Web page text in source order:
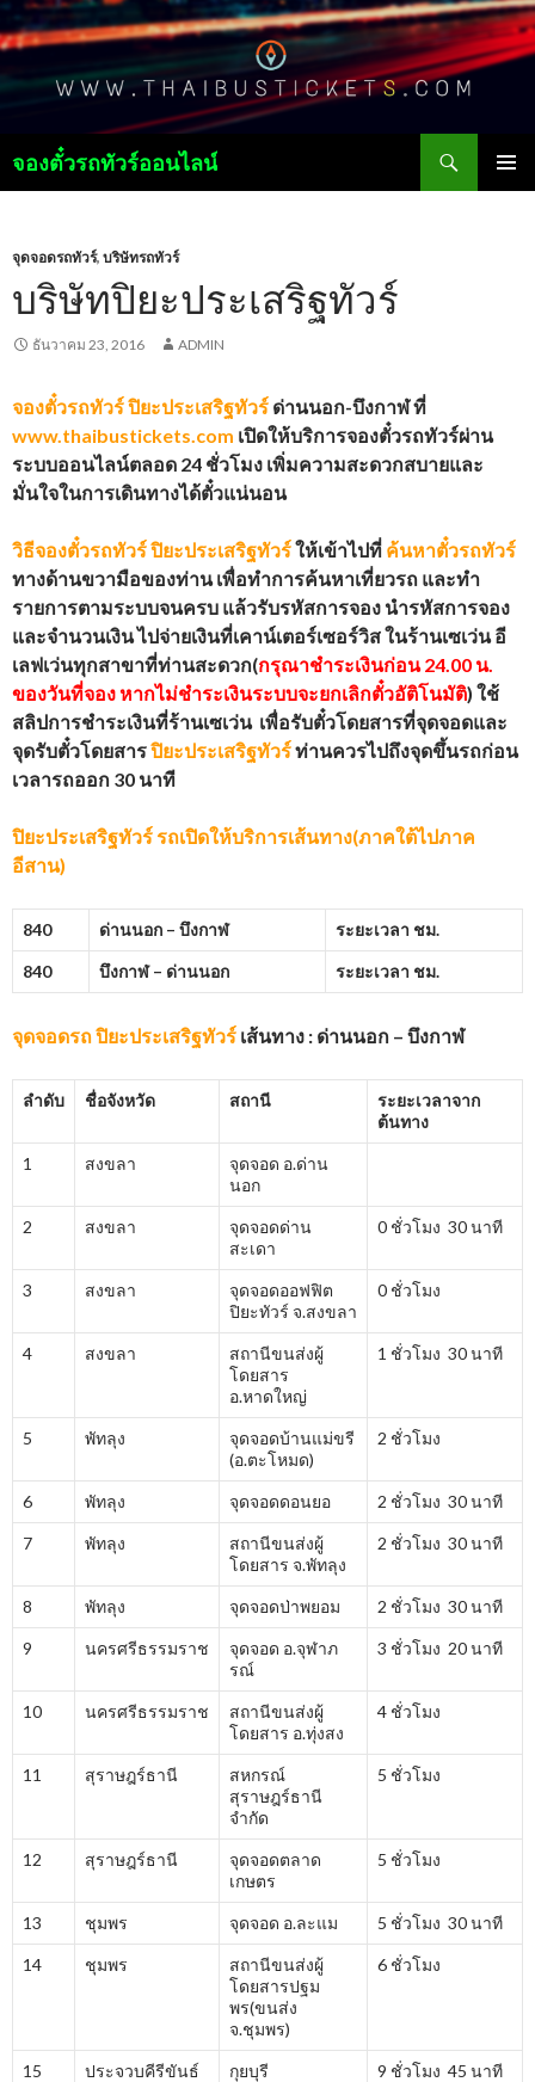
จองตั๋วรถทัวร์ออนไลน์
เนื้อหา
จุดจอดรถทัวร์, บริษัทรถทัวร์
บริษัทปิยะประเสริฐทัวร์
ธันวาคม 23, 2016 ADMIN
จองตั๋วรถทัวร์ปิยะประเสริฐทัวร์ ด่านนอก-บึงกาฬ ที่
www.thaibustickets.com เปิดให้บริการจองตั๋วรถทัวร์ผ่าน
ระบบออนไลน์ตลอด 24 ชั่วโมง เพิ่มความสะดวกสบายและ
มั่นใจในการเดินทางได้ตั๋วแน่นอน
วิธีจองตั๋วรถทัวร์ปิยะประเสริฐทัวร์ให้เข้าไปที่ ค้นหาตั๋วรถทัวร์
ทางด้านขวามือของท่าน เพื่อทำการค้นหาเที่ยวรถ และทำ
รายการตามระบบจนครบ แล้วรับรหัสการจอง นำรหัสการจอง
และจำนวนเงิน ไปจ่ายเงินที่เคาน์เตอร์เซอร์วิส ในร้านเซเว่น อี
เลฟเว่นทุกสาขาที่ท่านสะดวก(กรุณาชำระเงินก่อน 24.00 น.
ของวันที่จอง หากไม่ชำระเงินระบบจะยกเลิกตั๋วอัติโนมัติ) ใช้
สลิปการชำระเงินที่ร้านเซเว่น เพื่อรับตั๋วโดยสารที่จุดจอดและ
จุดรับตั๋วโดยสารปิยะประเสริฐทัวร์ท่านควรไปถึงจุดขึ้นรถก่อน
เวลารถออก 30 นาที
ปิยะประเสริฐทัวร์รถเปิดให้บริการเส้นทาง(ภาคใต้ไปภาค
อีสาน)
840 ด่านนอก – บึงกาฬ ระยะเวลา ชม.
840 บึงกาฬ – ด่านนอก ระยะเวลา ชม.
จุดจอดรถปิยะประเสริฐทัวร์ เส้นทาง : ด่านนอก – บึงกาฬ
ลำดับ ชื่อจังหวัด สถานี
ระยะเวลาจาก
ต้นทาง
1 สงขลา
จุดจอด อ.ด่าน
นอก
2 สงขลา
จุดจอดด่าน
สะเดา
0 ชั่วโมง 30 นาที
3 สงขลา
จุดจอดออฟฟิต
ปิยะทัวร์ จ.สงขลา
0 ชั่วโมง
4 สงขลา
สถานีขนส่งผู้
โดยสาร
อ.หาดใหญ่
1 ชั่วโมง 30 นาที
5 พัทลุง
จุดจอดบ้านแม่ขรี
(อ.ตะโหมด)
2 ชั่วโมง
6 พัทลุง จุดจอดดอนยอ 2 ชั่วโมง 30 นาที
7 พัทลุง
สถานีขนส่งผู้
โดยสาร จ.พัทลุง
2 ชั่วโมง 30 นาที
8 พัทลุง จุดจอดป่าพยอม 2 ชั่วโมง 30 นาที
9 นครศรีธรรมราช
จุดจอด อ.จุฬาภ
รณ์
3 ชั่วโมง 20 นาที
10 นครศรีธรรมราช
สถานีขนส่งผู้
โดยสาร อ.ทุ่งสง
4 ชั่วโมง
11 สุราษฎร์ธานี
สหกรณ์
สุราษฎร์ธานี
จำกัด
5 ชั่วโมง
12 สุราษฎร์ธานี
จุดจอดตลาด
เกษตร
5 ชั่วโมง
13 ชุมพร จุดจอด อ.ละแม 5 ชั่วโมง 30 นาที
14 ชุมพร
สถานีขนส่งผู้
โดยสารปฐม
พร(ขนส่ง
จ.ชุมพร)
6 ชั่วโมง
15 ประจวบคีรีขันธ์ กุยบุรี 9 ชั่วโมง 45 นาที